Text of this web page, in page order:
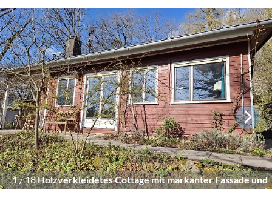
1/18Holzverkleidetes Cottage mit markanter Fassade und